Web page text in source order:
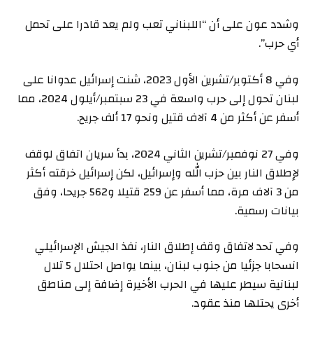
وشدد عون على أن “اللبناني تعب ولم يعد قادرا على تحمل
أي حرب”.
وفي 8 أكتوبر/تشرين الأول 2023، شنت إسرائيل عدوانا على
لبنان تحول إلى حرب واسعة في 23 سبتمبر/أيلول 2024، مما
أسفر عن أكثر من 4 آلاف قتيل ونحو 17 ألف جريح.
وفي 27 نوفمبر/تشرين الثاني 2024، بدأ سريان اتفاق لوقف
لإطلاق النار بين حزب الله وإسرائيل، لكن إسرائيل خرقته أكثر
من 3 آلاف مرة، مما أسفر عن 259 قتيلا و562 جريحا، وفق
بيانات رسمية.
وفي تحد لاتفاق وقف إطلاق النار، نفذ الجيش الإسرائيلي
انسحابا جزئيا من جنوب لبنان، بينما يواصل احتلال 5 تلال
لبنانية سيطر عليها في الحرب الأخيرة إضافة إلى مناطق
أخرى يحتلها منذ عقود.